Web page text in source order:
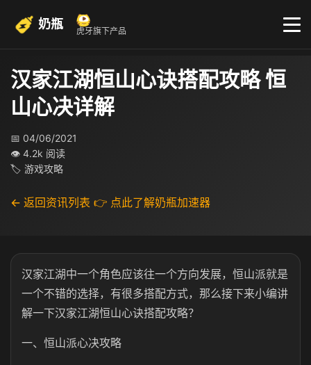
奶瓶 虎牙旗下产品
汉家江湖恒山心诀搭配攻略 恒
山心决详解
📅 04/06/2021
👁 4.2k 阅读
🏷 游戏攻略
← 返回资讯列表 👉 点此了解奶瓶加速器
汉家江湖中一个角色应该往一个方向发展，恒山派就是
一个不错的选择，有很多搭配方式，那么接下来小编讲
解一下汉家江湖恒山心诀搭配攻略？
一、恒山派心决攻略